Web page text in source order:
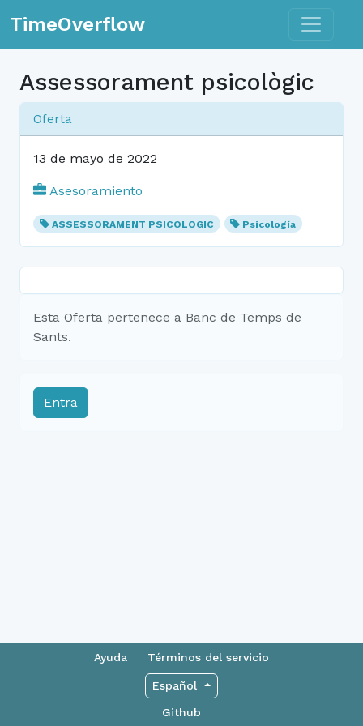
TimeOverflow Toggle
Assessorament psicològic
Oferta
13 de mayo de 2022
Asesoramiento
ASSESSORAMENT PSICOLOGIC Psicología
Esta Oferta pertenece a Banc de Temps de
Sants.
Entra
Ayuda Términos del servicio
Español
Github